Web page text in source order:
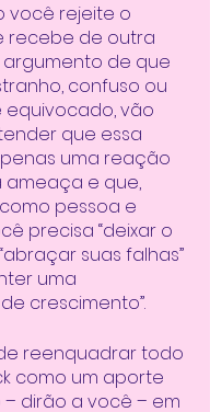
você rejeite o
recebe de outra
de que
confuso ou
equivocado, vão
que essa
uma reação
ameaça e que,
pessoa e
precisa “deixar o
suas falhas”
uma
crescimento”.
reenquadrar todo
como um aporte
dirão a você – em